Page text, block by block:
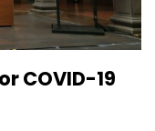
COVID-19